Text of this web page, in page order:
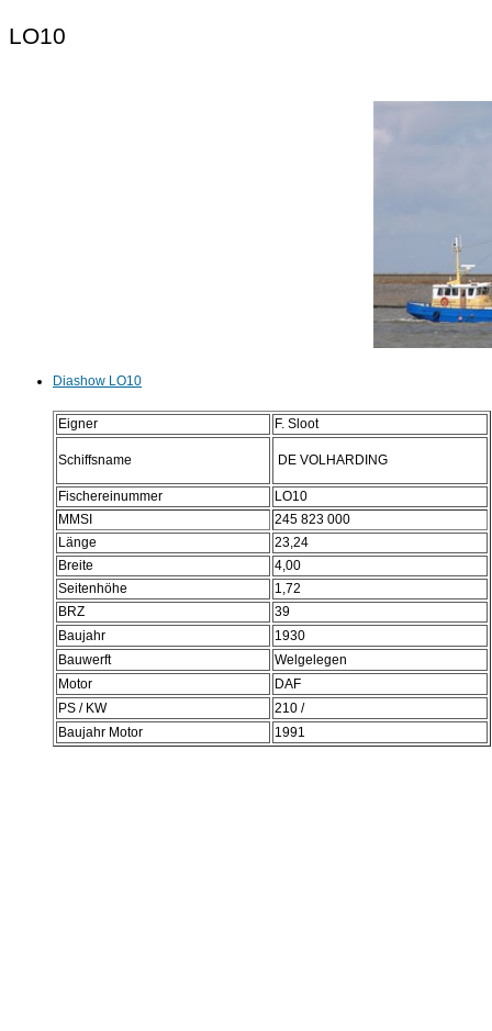
LO10
Diashow LO10
Eigner F. Sloot
Schiffsname DE VOLHARDING
Fischereinummer
LO10
MMSI
245 823 000
Länge
23,24
Breite
4,00
Seitenhöhe
1,72
BRZ
39
Baujahr
1930
Bauwerft
Welgelegen
Motor
DAF
PS / KW
210 /
Baujahr Motor
1991